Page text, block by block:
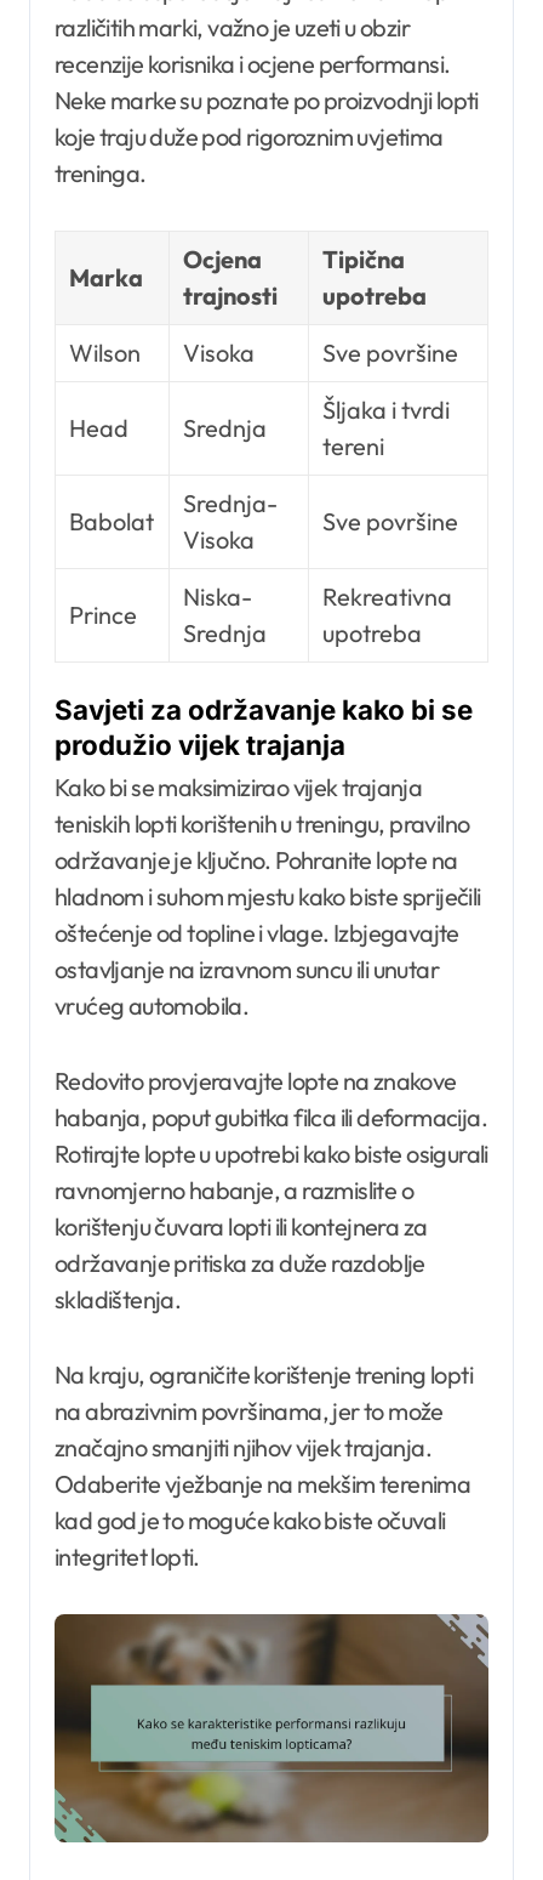
različitih marki, važno je uzeti u obzir
recenzije korisnika i ocjene performansi.
Neke marke su poznate po proizvodnji lopti
koje traju duže pod rigoroznim uvjetima
treninga.
Marka
Ocjena
trajnosti
Tipična
upotreba
Wilson
Visoka Sve površine
Head Srednja
Šljaka i tvrdi
tereni
Babolat
Srednja-
Visoka
Sve površine
Prince
Niska-
Srednja
Rekreativna
upotreba
Savjeti za održavanje kako bi se
produžio vijek trajanja
Kako bi se maksimizirao vijek trajanja
teniskih lopti korištenih u treningu, pravilno
održavanje je ključno. Pohranite lopte na
hladnom i suhom mjestu kako biste spriječili
oštećenje od topline i vlage. Izbjegavajte
ostavljanje na izravnom suncu ili unutar
vrućeg automobila.
Redovito provjeravajte lopte na znakove
habanja, poput gubitka filca ili deformacija.
Rotirajte lopte u upotrebi kako biste osigurali
ravnomjerno habanje, a razmislite o
korištenju čuvara lopti ili kontejnera za
održavanje pritiska za duže razdoblje
skladištenja.
Na kraju, ograničite korištenje trening lopti
na abrazivnim površinama, jer to može
značajno smanjiti njihov vijek trajanja.
Odaberite vježbanje na mekšim terenima
kad god je to moguće kako biste očuvali
integritet lopti.